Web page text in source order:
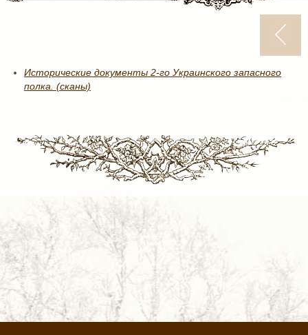
Исторические документы 2-го Украинского запасного
полка. (сканы)